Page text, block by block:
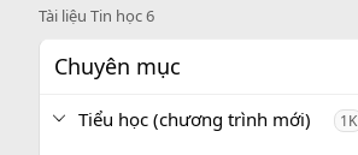
Tài liệu Tin học 6
Chuyên mục
Tiểu học (chương trình mới) 1K